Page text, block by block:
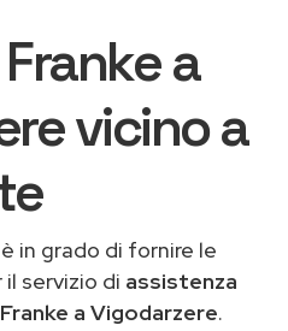
a
vicino a
in grado di fornire le
servizio di assistenza
a Vigodarzere.